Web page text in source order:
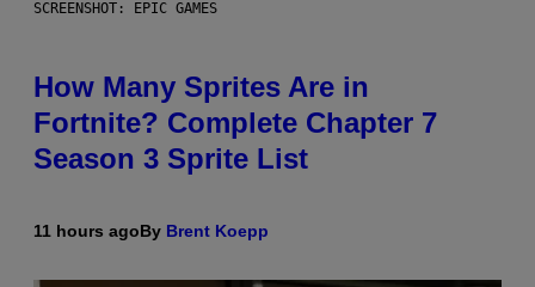
SCREENSHOT: EPIC GAMES
How Many Sprites Are in
Fortnite? Complete Chapter 7
Season 3 Sprite List
11 hours agoBy Brent Koepp